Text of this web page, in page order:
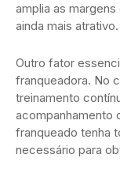
amplia as
ainda mais atrativo.
Outro fator
franqueadora. No
treinamento
acompanhamento
franqueado tenha
necessário para